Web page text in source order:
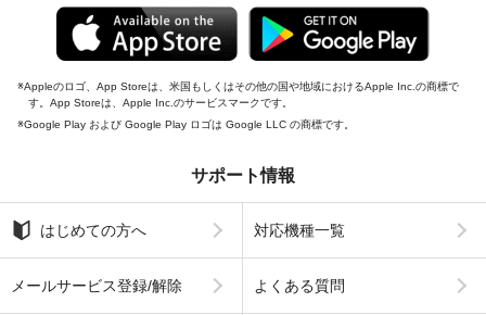
Appleのロゴ、App Storeは、米国もしくはその他の国や地域におけるApple Inc.の商標で
す。App Storeは、Apple Inc.のサービスマークです。
Google Play および Google Play ロゴは Google LLC の商標です。
サポート情報
はじめての方へ 対応機種一覧
メールサービス登録/解除 よくある質問